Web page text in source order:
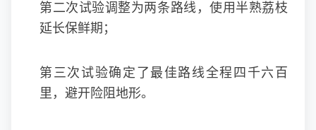
第二次试验调整为两条路线，使用半熟荔枝
延长保鲜期；
第三次试验确定了最佳路线全程四千六百
里，避开险阻地形。